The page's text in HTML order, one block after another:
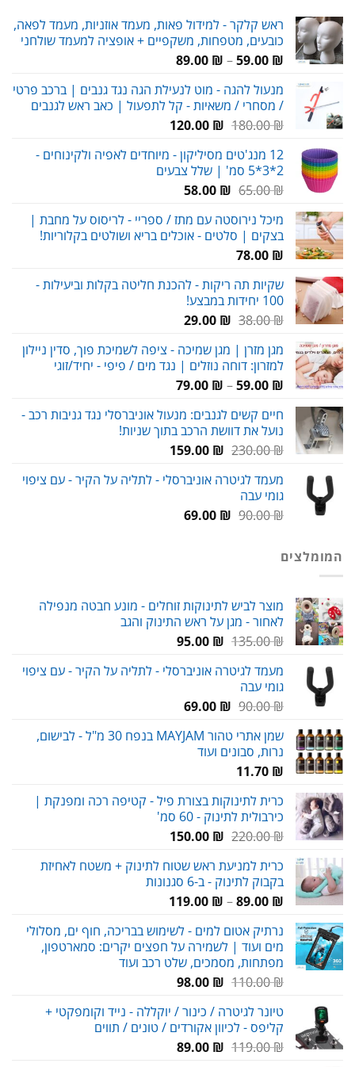
ראש קלקר - למידול פאות, מעמד אוזניות, מעמד לפאה,
כובעים, מטפחות, משקפיים + אופציה למעמד שולחני
59.00 ₪
–
89.00 ₪
טווח
עד
מנעול להגה - מוט לנעילת הגה נגד גנבים | ברכב פרטי
/ מסחרי / משאיות - קל לתפעול | כאב ראש לגנבים
180.00₪
המחיר
היה:
180.00 ₪.
120.00 ₪
המחיר
הוא:
120.00 ₪.
12 מנג'טים מסיליקון - מיוחדים לאפיה ולקינוחים -
2*3*5 סמ' | שלל צבעים
65.00₪
המחיר
היה:
65.00 ₪.
58.00 ₪
המחיר
הוא:
58.00 ₪.
מיכל נירוסטה עם מתז / ספריי - לריסוס על מחבת |
בצקים | סלטים - אוכלים בריא ושולטים בקלוריות!
78.00 ₪
שקיות תה ריקות - להכנת חליטה בקלות וביעילות -
100 יחידות במבצע!
38.00₪
המחיר
היה:
38.00 ₪.
29.00 ₪
המחיר
הוא:
29.00 ₪.
מגן מזרן | מגן שמיכה - ציפה לשמיכת פוך, סדין ניילון
למזרון: דוחה נוזלים | נגד מים / פיפי - יחיד/זוגי
59.00 ₪
–
79.00 ₪
טווח
עד
חיים קשים לגנבים: מנעול אוניברסלי נגד גניבות רכב -
נועל את דוושת הרכב בתוך שניות!
230.00₪
המחיר
היה:
159.00 ₪
המחיר
הוא:
מעמד לגיטרה אוניברסלי - לתליה על הקיר - עם ציפוי
גומי עבה
90.00₪
המחיר69.00 ₪
המחיר
המומלצים
מוצר לביש לתינוקות זוחלים - מונע חבטה מנפילה
לאחור - מגן על ראש התינוק והגב
135.00₪
המחיר
היה:
95.00 ₪
המחיר
הוא:
מעמד לגיטרה אוניברסלי - לתליה על הקיר - עם ציפוי
גומי עבה
90.00₪
המחיר
היה:
90.00 ₪.
69.00 ₪
המחיר
הוא:
שמן אתרי טהור MAYJAM בנפח 30 מ"ל - לבישום,
נרות, סבונים ועוד
11.70 ₪
כרית לתינוקות בצורת פיל - קטיפה רכה ומפנקת |
כירבולית לתינוק - 60 סמ'
220.00₪
המחיר
היה:
220.00 ₪.
150.00 ₪
המחיר
הוא:
150.00 ₪.
כרית למניעת ראש שטוח לתינוק + משטח לאחיזת
בקבוק לתינוק - ב-6 סגנונות
89.00 ₪
–
119.00 ₪
עד
נרתיק אטום למים - לשימוש בבריכה, חוף ים, מסלולי
מים ועוד | לשמירה על חפצים יקרים: סמארטפון,
מפתחות, מסמכים, שלט רכב ועוד
110.00₪
המחיר
היה:
110.00 ₪.
98.00 ₪
המחיר
הוא:
98.00 ₪.
טיונר לגיטרה / כינור / יוקללה - נייד וקומפקטי +
קליפס - לכיוון אקורדים / טונים / תווים
119.00₪
המחיר89.00 ₪
המחיר